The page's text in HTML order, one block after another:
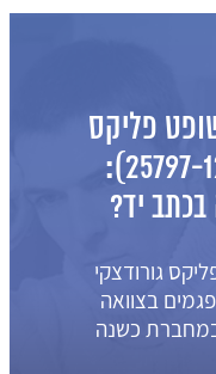
פליקס
גורודצקי (ת"ע 25797-12-15):
בכתב יד?
גורודצקי
ריפוי פגמים בצוואה
כשנה